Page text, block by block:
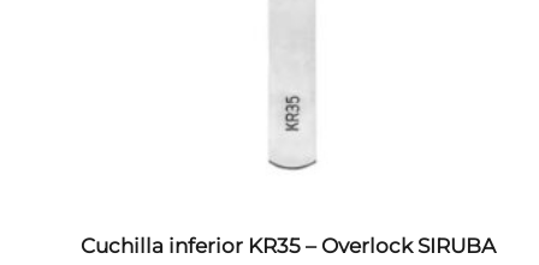
Cuchilla inferior KR35 – Overlock SIRUBA